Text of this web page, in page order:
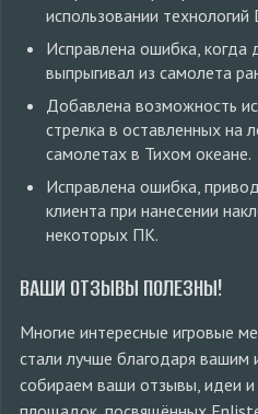
использовании технологий
Исправлена ошибка, когда
выпрыгивал из самолета
Добавлена возможность
стрелка в оставленных на
самолетах в Тихом океане.
Исправлена ошибка,
клиента при нанесении
некоторых ПК.
ВАШИ ОТЗЫВЫ ПОЛЕЗНЫ!
Многие интересные игровые
стали лучше благодаря вашим
собираем ваши отзывы, идеи и